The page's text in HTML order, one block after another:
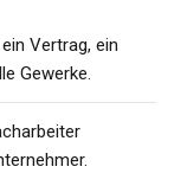
Vertrag, ein
Gewerke.